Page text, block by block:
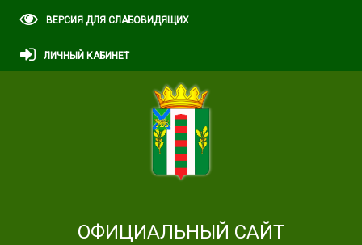
ВЕРСИЯ ДЛЯ СЛАБОВИДЯЩИХ
ЛИЧНЫЙ КАБИНЕТ
ОФИЦИАЛЬНЫЙ САЙТ